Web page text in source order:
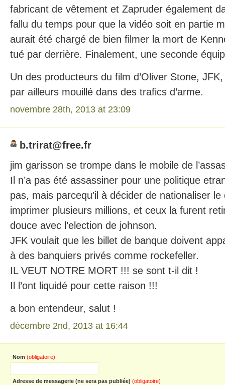
fabricant de vêtement et Zapruder également
fallu du temps pour que la vidéo soit en partie
aurait été chargé de bien filmer la mort de
tué par derrière. Finalement, une seconde
Un des producteurs du film d’Oliver Stone,
par ailleurs mouillé dans des trafics d’arme.
novembre 28th, 2013 at 23:09
b.trirat@free.fr
jim garisson se trompe dans le mobile de
Il n’a pas été assassiner pour une politique
pas, mais parcequ’il à décider de nationaliser
imprimer plusieurs millions, et ceux la furent
douce avec l’election de johnson.
JFK voulait que les billet de banque doivent
à des banquiers privés comme rockefeller.
IL VEUT NOTRE MORT !!! se sont t-il dit !
Il l’ont liquidé pour cette raison !!!
a bon entendeur, salut !
décembre 2nd, 2013 at 16:44
Nom (obligatoire)
Adresse de messagerie (ne sera pas publiée) (obligatoire)